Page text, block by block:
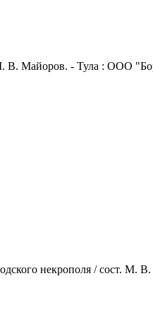
В. Майоров. - Тула : ООО
некрополя / сост.